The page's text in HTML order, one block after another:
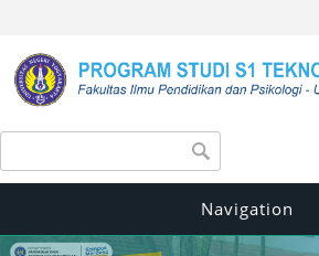
Search form
Navigation